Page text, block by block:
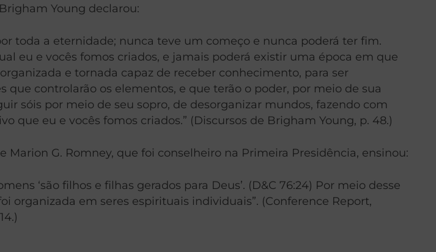
Young declarou:
toda a eternidade; nunca teve um começo e nunca poderá ter fim.
eu e vocês fomos criados, e jamais poderá existir uma época em que
e tornada capaz de receber conhecimento, para ser
controlarão os elementos, e que terão o poder, por meio de sua
sóis por meio de seu sopro, de desorganizar mundos, fazendo com
que eu e vocês fomos criados.” (Discursos de Brigham Young, p. 48.)
G. Romney, que foi conselheiro na Primeira Presidência, ensinou:
‘são filhos e filhas gerados para Deus’. (D&C 76:24) Por meio desse
organizada em seres espirituais individuais”. (Conference Report,